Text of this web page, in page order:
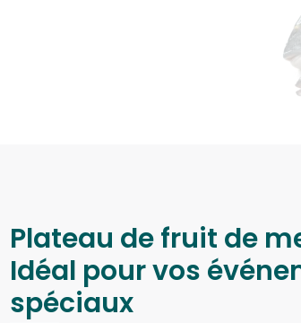
Plateau de fruit de
Idéal pour vos
spéciaux